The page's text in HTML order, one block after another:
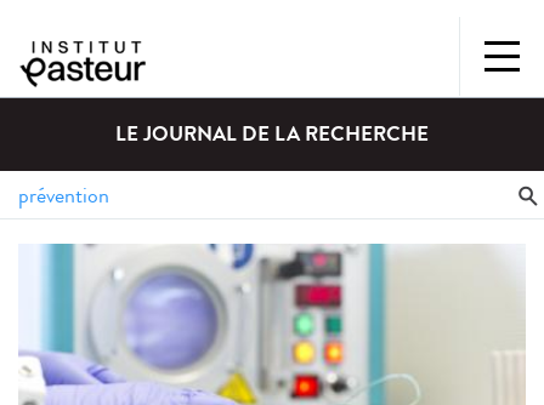
LE JOURNAL DE LA RECHERCHE